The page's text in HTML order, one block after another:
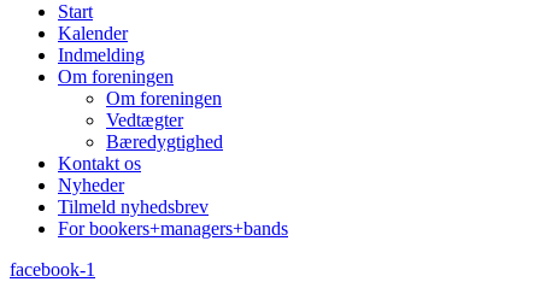
Start
Kalender
Indmelding
Om foreningen
Om foreningen
Vedtægter
Bæredygtighed
Kontakt os
Nyheder
Tilmeld nyhedsbrev
For bookers+managers+bands
facebook-1